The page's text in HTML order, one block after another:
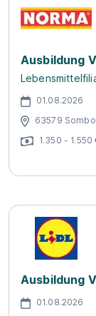
Ausbildung
01.08.2026
63579
1.350 -
Ausbildung
01.08.2026